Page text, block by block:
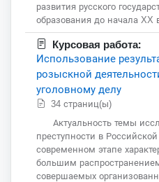
развития русского
образования до начала XX
Курсовая работа:
Использование
розыскной
уголовному делу
34 страниц(ы)
Актуальность темы
преступности в
современном этапе
большим
совершаемых